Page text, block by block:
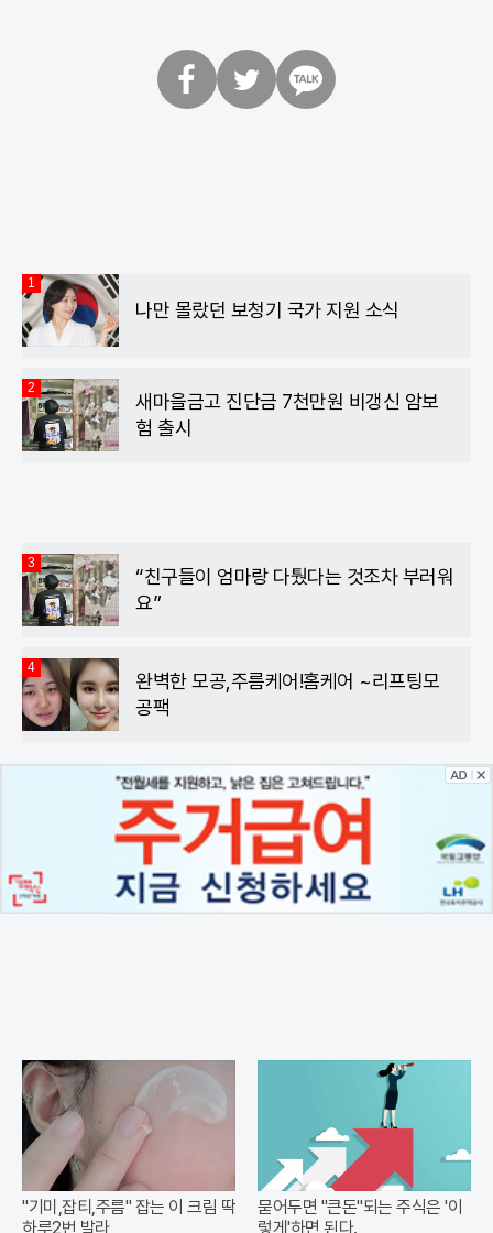
1
나만 몰랐던 보청기 국가 지원 소식
2
새마을금고 진단금 7천만원 비갱신 암보
험 출시
3
“친구들이 엄마랑 다퉜다는 것조차 부러워
요”
4
완벽한 모공,주름케어!홈케어 ~리프팅모
공팩
"기미,잡티,주름" 잡는 이 크림 딱
하루2번 발라
묻어두면 "큰돈"되는 주식은 '이
렇게'하면 된다.